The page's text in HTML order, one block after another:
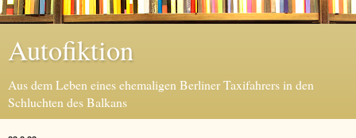
Autofiktion
Aus dem Leben eines ehemaligen Berliner Taxifahrers in den
Schluchten des Balkans